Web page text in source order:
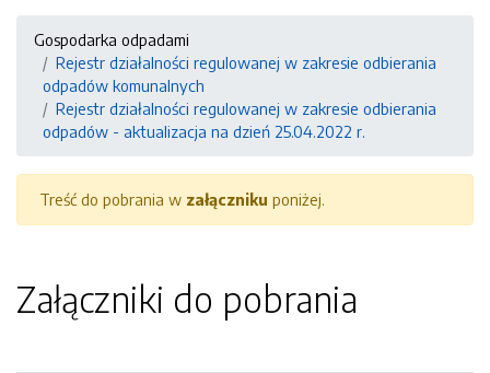
Gospodarka odpadami
Rejestr działalności regulowanej w zakresie odbierania
odpadów komunalnych
Rejestr działalności regulowanej w zakresie odbierania
odpadów - aktualizacja na dzień 25.04.2022 r.
Treść do pobrania w załączniku poniżej.
Załączniki do pobrania